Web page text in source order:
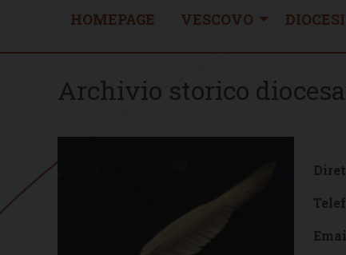
HOMEPAGE VESCOVO DIOCESI
Archivio storico